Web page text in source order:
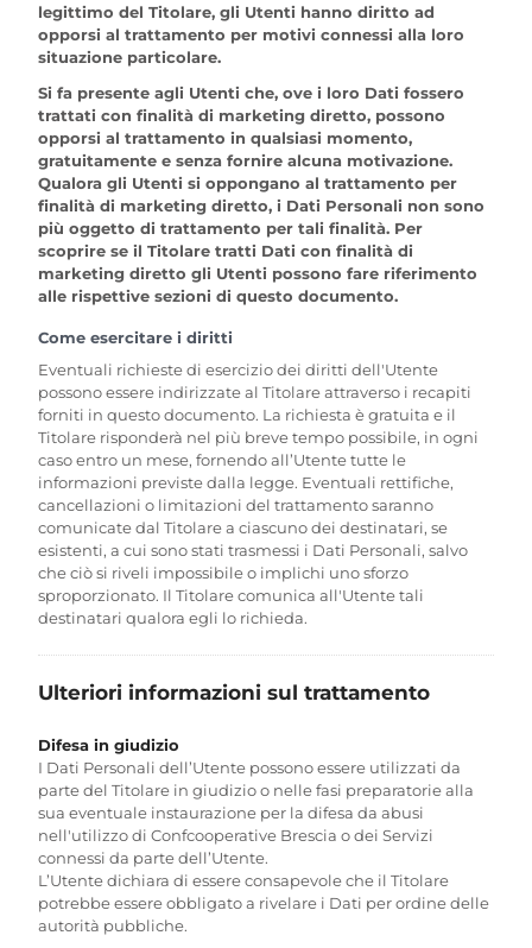
legittimo del Titolare, gli Utenti hanno diritto ad
opporsi al trattamento per motivi connessi alla loro
situazione particolare.
Si fa presente agli Utenti che, ove i loro Dati fossero
trattati con finalità di marketing diretto, possono
opporsi al trattamento in qualsiasi momento,
gratuitamente e senza fornire alcuna motivazione.
Qualora gli Utenti si oppongano al trattamento per
finalità di marketing diretto, i Dati Personali non sono
più oggetto di trattamento per tali finalità. Per
scoprire se il Titolare tratti Dati con finalità di
marketing diretto gli Utenti possono fare riferimento
alle rispettive sezioni di questo documento.
Come esercitare i diritti
Eventuali richieste di esercizio dei diritti dell'Utente
possono essere indirizzate al Titolare attraverso i recapiti
forniti in questo documento. La richiesta è gratuita e il
Titolare risponderà nel più breve tempo possibile, in ogni
caso entro un mese, fornendo all’Utente tutte le
informazioni previste dalla legge. Eventuali rettifiche,
cancellazioni o limitazioni del trattamento saranno
comunicate dal Titolare a ciascuno dei destinatari, se
esistenti, a cui sono stati trasmessi i Dati Personali, salvo
che ciò si riveli impossibile o implichi uno sforzo
sproporzionato. Il Titolare comunica all'Utente tali
destinatari qualora egli lo richieda.
Ulteriori informazioni sul trattamento
Difesa in giudizio
I Dati Personali dell’Utente possono essere utilizzati da
parte del Titolare in giudizio o nelle fasi preparatorie alla
sua eventuale instaurazione per la difesa da abusi
nell'utilizzo di Confcooperative Brescia o dei Servizi
connessi da parte dell’Utente.
L’Utente dichiara di essere consapevole che il Titolare
potrebbe essere obbligato a rivelare i Dati per ordine delle
autorità pubbliche.